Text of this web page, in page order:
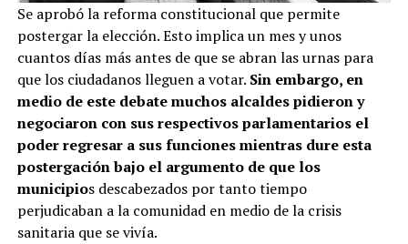
Se aprobó la reforma constitucional que permite
postergar la elección. Esto implica un mes y unos
cuantos días más antes de que se abran las urnas para
que los ciudadanos lleguen a votar. Sin embargo, en
medio de este debate muchos alcaldes pidieron y
negociaron con sus respectivos parlamentarios el
poder regresar a sus funciones mientras dure esta
postergación bajo el argumento de que los
municipios descabezados por tanto tiempo
perjudicaban a la comunidad en medio de la crisis
sanitaria que se vivía.